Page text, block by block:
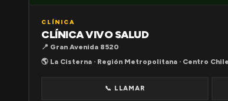
CLÍNICA
CLÍNICA VIVO SALUD
📍 Gran Avenida 8520
🌎 La Cisterna · Región Metropolitana · Centro Chile
📞 LLAMAR